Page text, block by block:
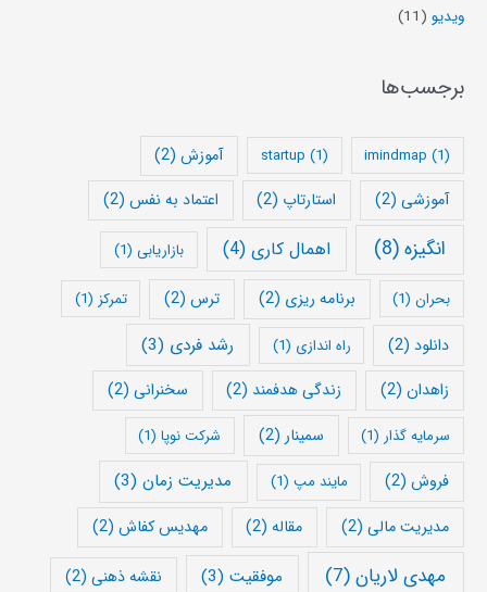
ویدیو (11)
برجسب‌ها
imindmap (1)
startup (1) آموزش(2)
آموزشی(2) استارتاپ (2) اعتماد به نفس (2)
انگیزه(8) اهمال کاری (4) بازاریابی (1)
بحران(1) برنامه ریزی (2) ترس(2) تمرکز (1)
دانلود(2) راه اندازی (1) رشد فردی (3)
زاهدان(2) زندگی هدفمند (2) سخنرانی (2)
سرمایه گذار (1) سمینار (2) شرکت نوپا(1)
فروش(2) مایند مپ (1) مدیریت زمان(3)
مدیریت مالی(2) مقاله(2) مهدیس کفاش (2)
مهدی لاریان(7) موفقیت(3) نقشه ذهنی (2)